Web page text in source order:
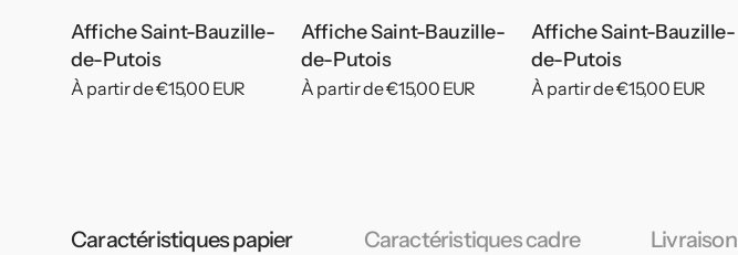
Affiche Saint-Bauzille-
de-Putois
Prix
À partir de €15,00 EUR
Affiche Saint-Bauzille-
de-Putois
Prix
À partir de €15,00 EUR
Affiche Saint-Bauzille-
de-Putois
Prix
À partir de €15,00 EUR
Caractéristiques papier Caractéristiques cadre Livraison